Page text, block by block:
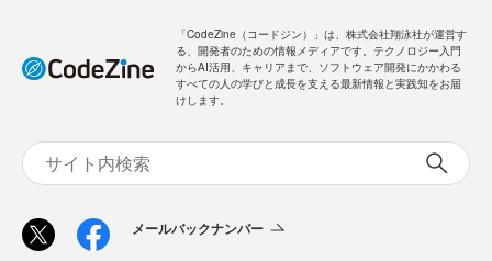
「CodeZine（コードジン）」は、株式会社翔泳社が運営す
る、開発者のための情報メディアです。テクノロジー入門
からAI活用、キャリアまで、ソフトウェア開発にかかわる
すべての人の学びと成長を支える最新情報と実践知をお届
けします。
メールバックナンバー